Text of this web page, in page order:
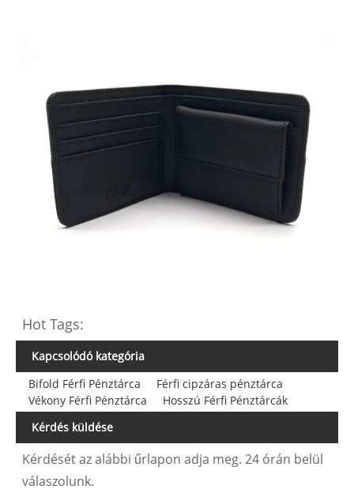
Hot Tags:
Kapcsolódó kategória
Bifold Férfi Pénztárca
Férfi cipzáras pénztárca
Vékony Férfi Pénztárca
Hosszú Férfi Pénztárcák
Kérdés küldése
Kérdését az alábbi űrlapon adja meg. 24 órán belül
válaszolunk.